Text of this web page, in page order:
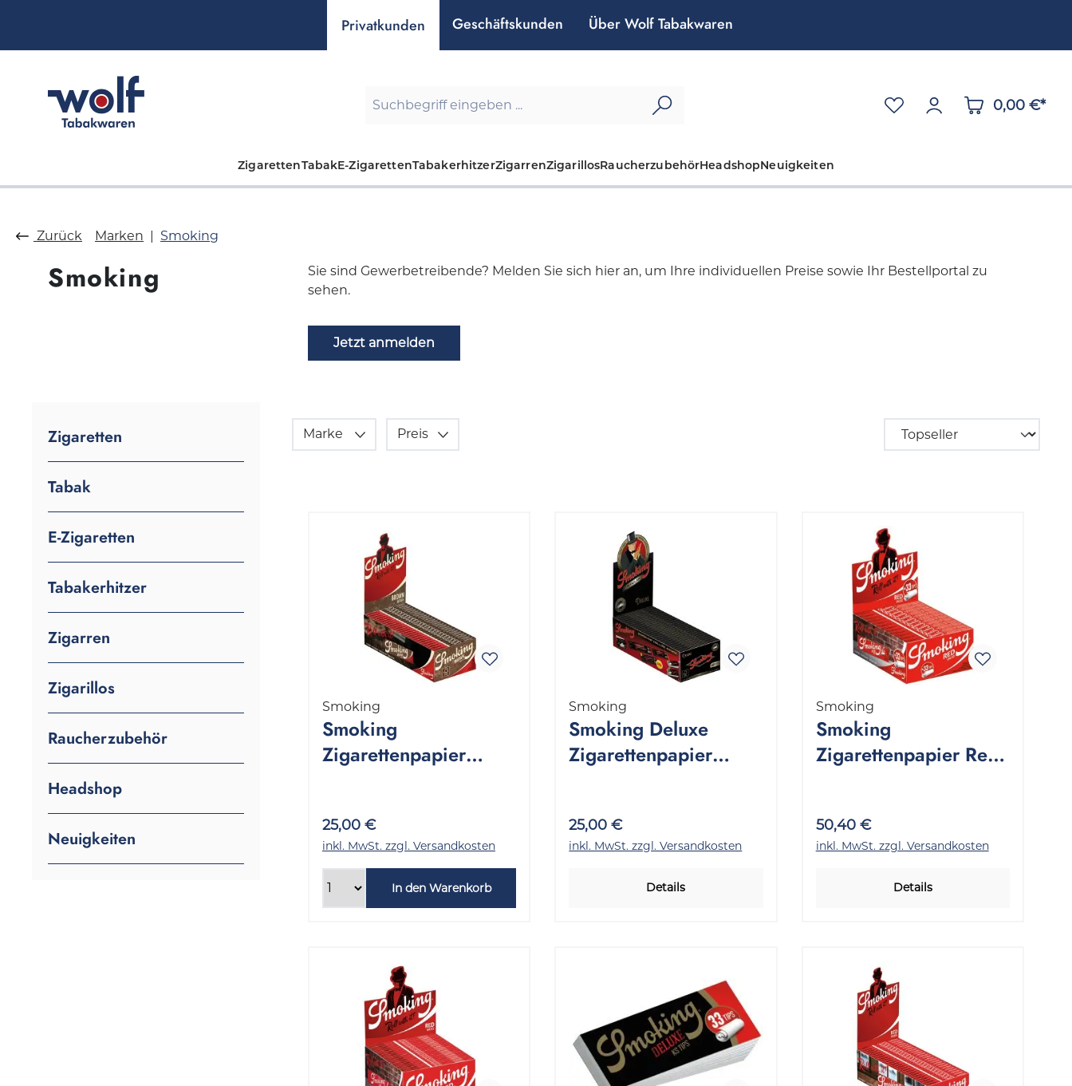
Privatkunden Geschäftskunden Über Wolf Tabakwaren
0,00 €*
ZigarettenTabakE-ZigarettenTabakerhitzerZigarrenZigarillosRaucherzubehörHeadshopNeuigkeiten
Zurück Marken Smoking
Smoking
Sie sind Gewerbetreibende? Melden Sie sich hier an, um Ihre individuellen Preise sowie Ihr Bestellportal zu
sehen.
Jetzt anmelden
Zigaretten
Tabak
E-Zigaretten
Tabakerhitzer
Zigarren
Zigarillos
Raucherzubehör
Headshop
Neuigkeiten
Marke Preis
Smoking
Smoking
Zigarettenpapier
25,00 €
inkl. MwSt. zzgl. Versandkosten
In den Warenkorb
Smoking
Smoking Deluxe
Zigarettenpapier
25,00 €
inkl. MwSt. zzgl. Versandkosten
Details
Smoking
Smoking
Zigarettenpapier Red
50,40 €
inkl. MwSt. zzgl. Versandkosten
Details